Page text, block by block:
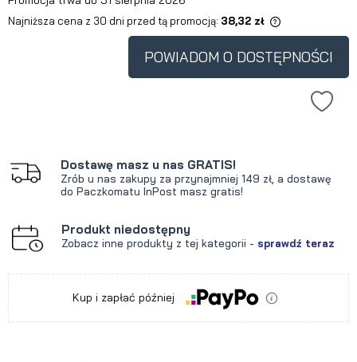
Najniższa cena z 30 dni przed tą promocją: 38,32 zł
Jeżeli produkt jest sprzedawany
krócej niż 30 dni, wyświetlana jest
produkt pojawił się w sprzedaży.
POWIADOM O DOSTĘPNOŚCI
Dostawę masz u nas GRATIS!
Zrób u nas zakupy za przynajmniej 149 zł, a dostawę
do Paczkomatu InPost masz gratis!
Produkt niedostępny
Zobacz inne produkty z tej kategorii - sprawdź teraz
Kup i zapłać później